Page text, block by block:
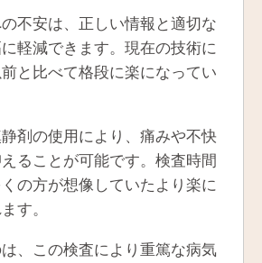
不安は、正しい情報と適切な
軽減できます。現在の技術に
と比べて格段に楽になってい
剤の使用により、痛みや不快
ることが可能です。検査時間
の方が想像していたより楽に
す。
、この検査により重篤な病気